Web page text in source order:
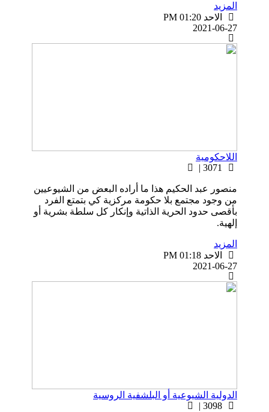
المزيد
الاحد PM 01:20
2021-06-27
اللاحكومية
منصور عبد الحكيم هذا ما أراده البعض من الشيوعيين
من وجود مجتمع بلا حكومة مركزية کي بتمتع الفرد
بأقصى حدود الحرية الذاتية وإنكار كل سلطة بشرية أو
إلهية.
المزيد
الاحد PM 01:18
2021-06-27
الدولية الشيوعية أو البلشفية الروسية